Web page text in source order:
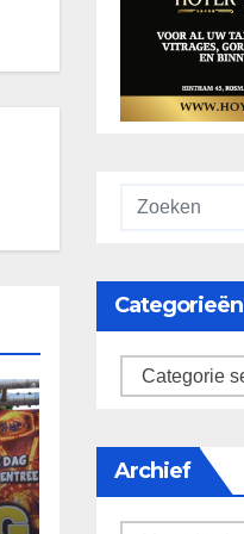
Categorieën
categorieën
Archief